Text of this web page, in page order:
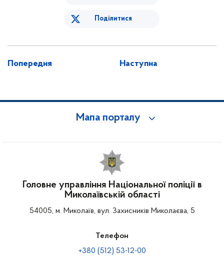
Поділитися
Попередня Наступна
Мапа порталу
Головне управління Національної поліції в
Миколаївській області
54005, м. Миколаїв, вул. Захисників Миколаєва, 5
Телефон
+380 (512) 53-12-00